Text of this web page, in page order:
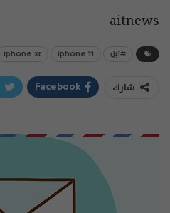
aitnews
#آبل iphone 11
iphone xr
شارك Facebook